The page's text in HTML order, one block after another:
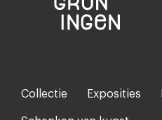
Footer-
menu
Collectie Exposities